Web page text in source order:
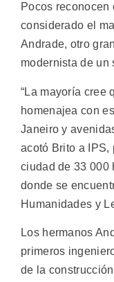
Pocos reconocen
considerado el
Andrade, otro
modernista de un
“La mayoría cree
homenajea con
Janeiro y
acotó Brito a IPS,
ciudad de 33 000
donde se
Humanidades y
Los hermanos
primeros
de la